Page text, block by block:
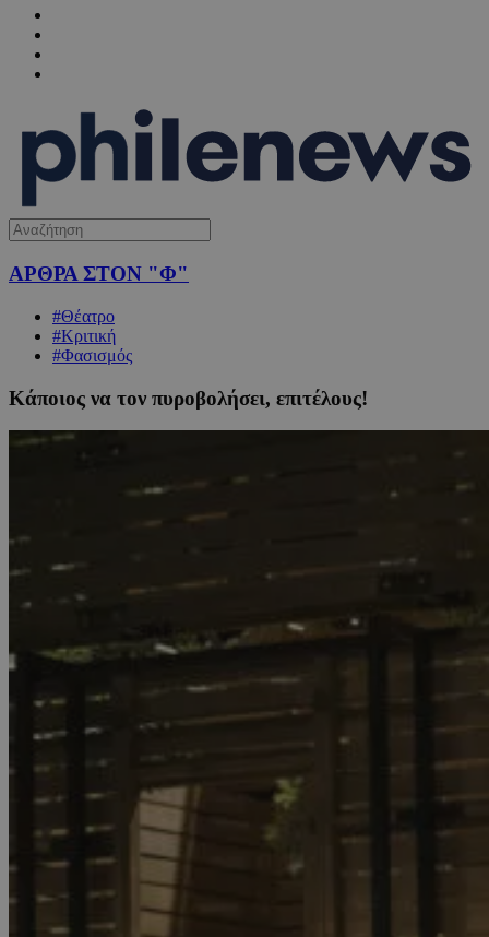
ΑΡΘΡΑ ΣΤΟΝ "Φ"
#Θέατρο
#Κριτική
#Φασισμός
Κάποιος να τον πυροβολήσει, επιτέλους!